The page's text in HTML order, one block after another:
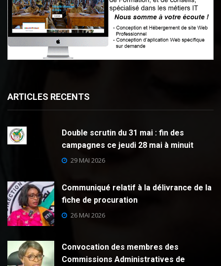
ARTICLES RECENTS
Double scrutin du 31 mai : fin des
campagnes ce jeudi 28 mai à minuit
29 MAI 2026
Communiqué relatif à la délivrance de la
fiche de procuration
26 MAI 2026
Convocation des membres des
Commissions Administratives de